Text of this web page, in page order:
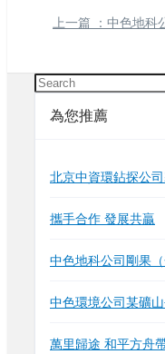
上一篇 ：中色地
為您推薦
北京中資環鉆探公
攜手合作 發展共贏
中色地科公司剛果
中色環境公司某礦
萬里歸途 和平方舟